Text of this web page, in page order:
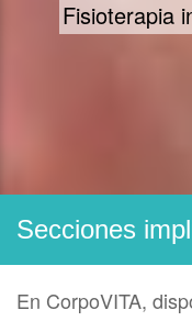
Fisioterapia
Secciones
En CorpoVITA,